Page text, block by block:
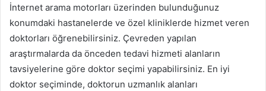
İnternet arama motorları üzerinden bulunduğunuz
konumdaki hastanelerde ve özel kliniklerde hizmet veren
doktorları öğrenebilirsiniz. Çevreden yapılan
araştırmalarda da önceden tedavi hizmeti alanların
tavsiyelerine göre doktor seçimi yapabilirsiniz. En iyi
doktor seçiminde, doktorun uzmanlık alanları